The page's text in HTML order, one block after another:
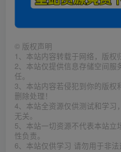
© 版权声明
1、本站内容转载于网络，版权
2、本站仅提供信息存储空间
任。
3、本站内容若侵犯到你的版权
删除处理！
4、本站全资源仅供测试和学习
无关。
5、本站一切资源不代表本站
性负责。
6、本站仅供学习 请勿用于非